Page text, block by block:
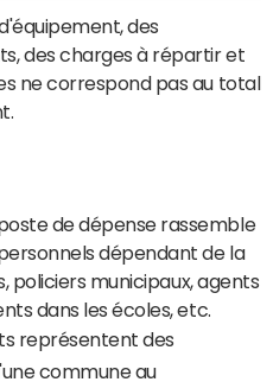
des
des charges à répartir et
ne correspond pas au total
de dépense rassemble
dépendant de la
policiers municipaux, agents
dans les écoles, etc.
représentent des
commune au